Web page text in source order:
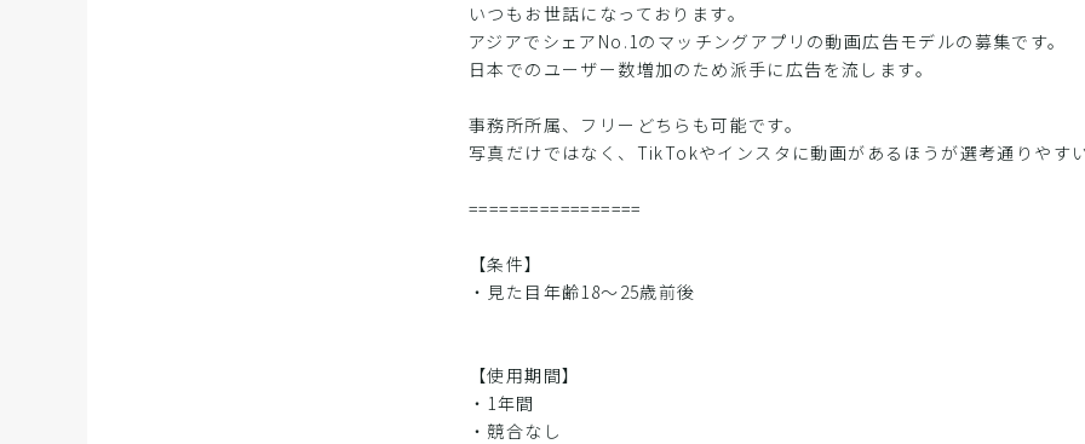
いつもお世話になっております。
アジアでシェアNo.1のマッチングアプリの動画広告モデルの募集です。
日本でのユーザー数増加のため派手に広告を流します。
事務所所属、フリーどちらも可能です。
写真だけではなく、TikTokやインスタに動画があるほうが選考通りやす
=================
【条件】
・見た目年齢18〜25歳前後
【使用期間】
・1年間
・競合なし